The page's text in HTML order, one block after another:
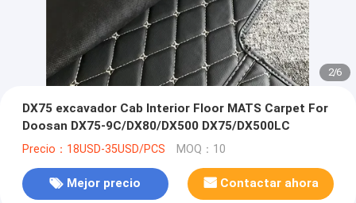
2/6
DX75 excavador Cab Interior Floor MATS Carpet For
Doosan DX75-9C/DX80/DX500 DX75/DX500LC
Precio：18USD-35USD/PCS MOQ：10
Mejor precio Contactar ahora